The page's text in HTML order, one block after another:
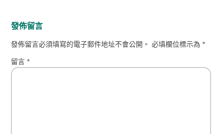
發佈留言
發佈留言必須填寫的電子郵件地址不會公開。 必填欄位標示為*
留言*